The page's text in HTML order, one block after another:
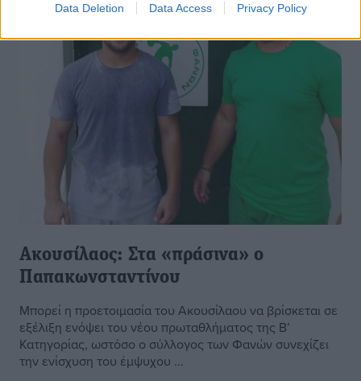
Data Deletion Data Access Privacy Policy
Ακουσίλαος: Στα «πράσινα» ο
Παπακωνσταντίνου
Μπορεί η προετοιμασία του Ακουσίλαου να βρίσκεται σε
εξέλιξη ενόψει του νέου πρωταθλήματος της Β’
Κατηγορίας, ωστόσο ο σύλλογος των Φανών συνεχίζει
την ενίσχυση του έμψυχου ...